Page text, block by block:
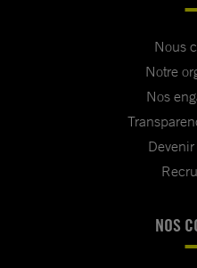
Nous
Notre
Nos
NOS